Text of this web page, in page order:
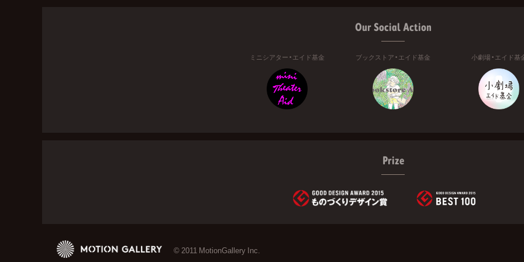
Our Social Action
ミニシアター・エイド基金 ブックストア・エイド基金 小劇場・エイド基
Prize
© 2011 MotionGallery Inc.